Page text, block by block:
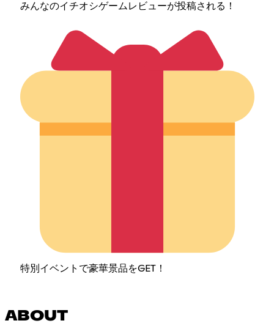
みんなのイチオシゲームレビューが投稿される！
特別イベントで豪華景品をGET！
ABOUT